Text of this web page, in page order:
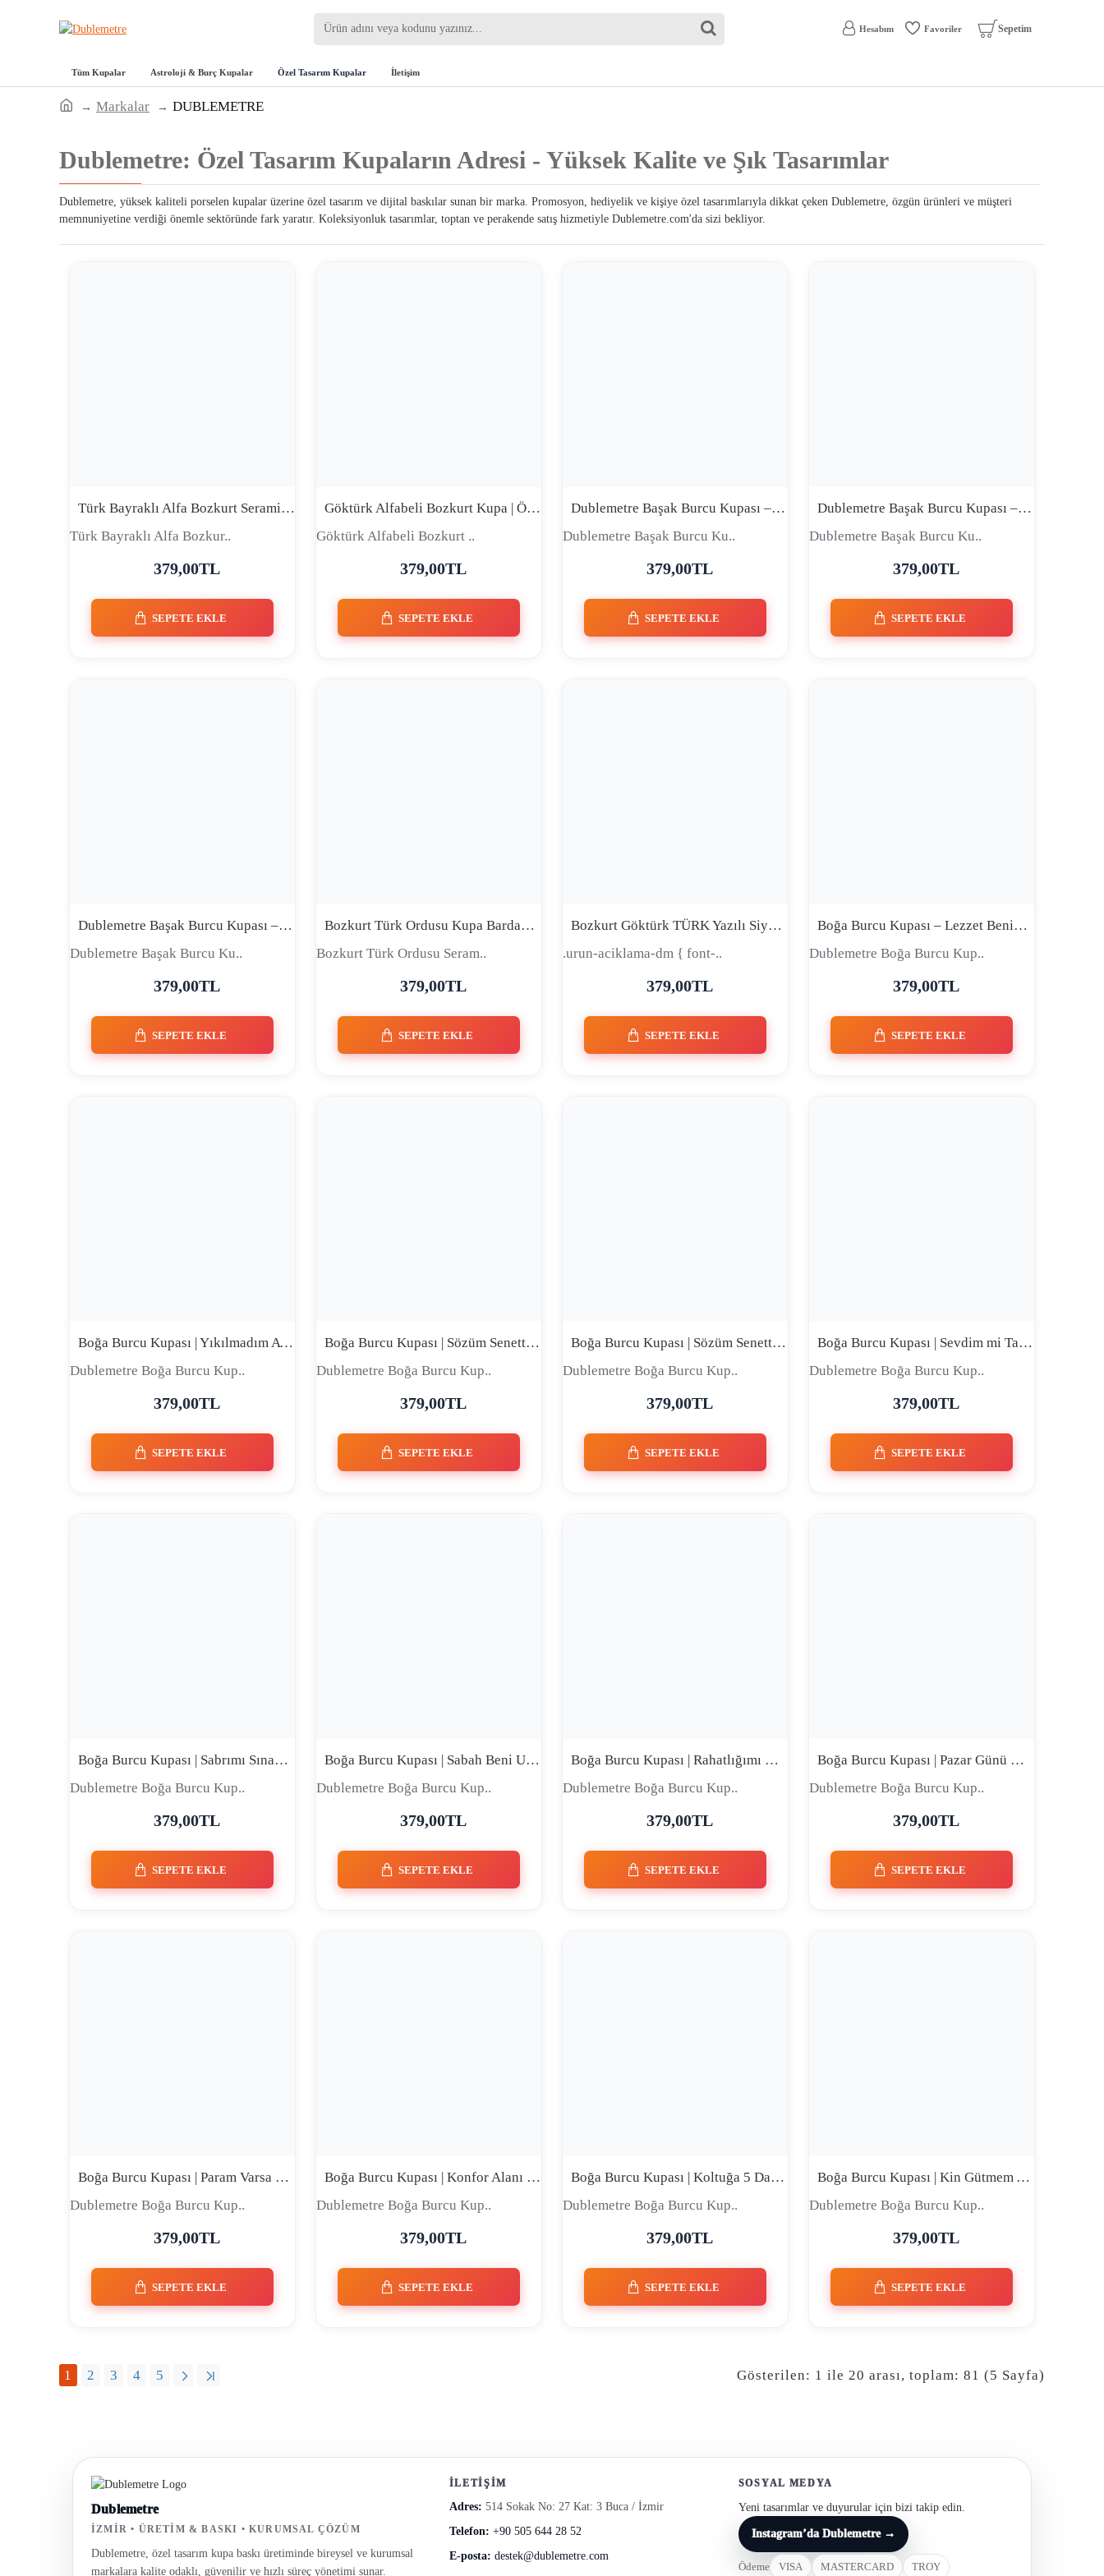
Hesabım Favoriler Sepetim
Tüm Kupalar Astroloji & Burç Kupalar Özel Tasarım Kupalar İletişim
Markalar DUBLEMETRE
Dublemetre: Özel Tasarım Kupaların Adresi - Yüksek Kalite ve Şık Tasarımlar
Dublemetre, yüksek kaliteli porselen kupalar üzerine özel tasarım ve dijital baskılar sunan bir marka. Promosyon, hediyelik ve kişiye özel tasarımlarıyla dikkat çeken Dublemetre, özgün ürünleri ve müşteri
memnuniyetine verdiği önemle sektöründe fark yaratır. Koleksiyonluk tasarımlar, toptan ve perakende satış hizmetiyle Dublemetre.com'da sizi bekliyor.
Türk Bayraklı Alfa Bozkurt Seramik Kupa Bardak - Kızıl Göz Tasarım
Türk Bayraklı Alfa Bozkur..
379,00TL
SEPETE EKLE
Göktürk Alfabeli Bozkurt Kupa | Özel Tasarım Siyah | DUBLEMETRE
Göktürk Alfabeli Bozkurt ..
379,00TL
SEPETE EKLE
Dublemetre Başak Burcu Kupası – Ben Panik Yapmam, Panik Yapacaklar İçin Durum Planı Hazırlarım | Komik Burç Kupası
Dublemetre Başak Burcu Ku..
379,00TL
SEPETE EKLE
Dublemetre Başak Burcu Kupası – Ben Küs Kalmam, Sadece Artık Yatırım Yapılmayacak İnsanlar Listesine Alırım | Komik Burç Kupası
Dublemetre Başak Burcu Ku..
379,00TL
SEPETE EKLE
Dublemetre Başak Burcu Kupası – Başağa İçinden Geldiği Gibi Yaşa Dediler, İçinden Bir Excel Dosyası Çıktı | Komik Burç Kupası
Dublemetre Başak Burcu Ku..
379,00TL
SEPETE EKLE
Bozkurt Türk Ordusu Kupa Bardak - Eskitme Madalyon Tasarım
Bozkurt Türk Ordusu Seram..
379,00TL
SEPETE EKLE
Bozkurt Göktürk TÜRK Yazılı Siyah Kupa
.urun-aciklama-dm { font-..
379,00TL
SEPETE EKLE
Boğa Burcu Kupası – Lezzet Benim İşim, Açken Ben Ben Değilim
Dublemetre Boğa Burcu Kup..
379,00TL
SEPETE EKLE
Boğa Burcu Kupası | Yıkılmadım Ayaktayım Daha da Güçlüyüm | Premium Comic Tasarım Seramik Kupa
Dublemetre Boğa Burcu Kup..
379,00TL
SEPETE EKLE
Boğa Burcu Kupası | Sözüm Senettir | Komik Premium Seramik Kupa
Dublemetre Boğa Burcu Kup..
379,00TL
SEPETE EKLE
Boğa Burcu Kupası | Sözüm Senettir Ağzımdan Çıkan Geri Dönmez | Premium Comic Tasarım Seramik Kupa
Dublemetre Boğa Burcu Kup..
379,00TL
SEPETE EKLE
Boğa Burcu Kupası | Sevdim mi Tam Severim Yarım ile İşim Olmaz | Premium Comic Tasarım Seramik Kupa
Dublemetre Boğa Burcu Kup..
379,00TL
SEPETE EKLE
Boğa Burcu Kupası | Sabrımı Sınama Çünkü Final Sahnesi Kimsenin Hoşuna Gitmiyor | Premium Comic Tasarım Seramik Kupa
Dublemetre Boğa Burcu Kup..
379,00TL
SEPETE EKLE
Boğa Burcu Kupası | Sabah Beni Uyandırabilirsin Ama Konuşmam İçin Kahvaltıyı Beklemen Lazım | Premium Comic Tasarım Seramik Kupa
Dublemetre Boğa Burcu Kup..
379,00TL
SEPETE EKLE
Boğa Burcu Kupası | Rahatlığımı Kimse Bozamaz Huzur Benim Krallığım | Premium Comic Tasarım Seramik Kupa
Dublemetre Boğa Burcu Kup..
379,00TL
SEPETE EKLE
Boğa Burcu Kupası | Pazar Günü Modu | Komik Premium Seramik Kupa
Dublemetre Boğa Burcu Kup..
379,00TL
SEPETE EKLE
Boğa Burcu Kupası | Param Varsa Harcarım | Premium Comic Tasarım Seramik Kupa
Dublemetre Boğa Burcu Kup..
379,00TL
SEPETE EKLE
Boğa Burcu Kupası | Konfor Alanı Kutsaldır Kimse Dağıtamaz | Premium Comic Tasarım Seramik Kupa
Dublemetre Boğa Burcu Kup..
379,00TL
SEPETE EKLE
Boğa Burcu Kupası | Koltuğa 5 Dakika Diye Otururum Kalkınca Mevsim Değişmiş Oluyor | Premium Comic Tasarım Seramik Kupa
Dublemetre Boğa Burcu Kup..
379,00TL
SEPETE EKLE
Boğa Burcu Kupası | Kin Gütmem Ama Olanı da Unutmam | Premium Comic Tasarım Seramik Kupa
Dublemetre Boğa Burcu Kup..
379,00TL
SEPETE EKLE
1 2 3 4 5 Gösterilen: 1 ile 20 arası, toplam: 81 (5 Sayfa)
Dublemetre
İZMIR • ÜRETIM & BASKI • KURUMSAL ÇÖZÜM
Dublemetre, özel tasarım kupa baskı üretiminde bireysel ve kurumsal
markalara kalite odaklı, güvenilir ve hızlı süreç yönetimi sunar.
İLETIŞIM
Adres: 514 Sokak No: 27 Kat: 3 Buca / İzmir
Telefon: +90 505 644 28 52
E-posta: destek@dublemetre.com
SOSYAL MEDYA
Yeni tasarımlar ve duyurular için bizi takip edin.
Instagram’da Dublemetre →
Ödeme VISA MASTERCARD TROY